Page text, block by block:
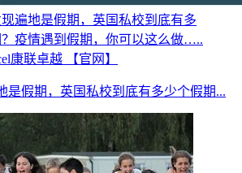
遍地是假期，英国私校到底有多
疫情遇到假期，你可以这么做…..
康联卓越 【官网】
是假期，英国私校到底有多少个假期...